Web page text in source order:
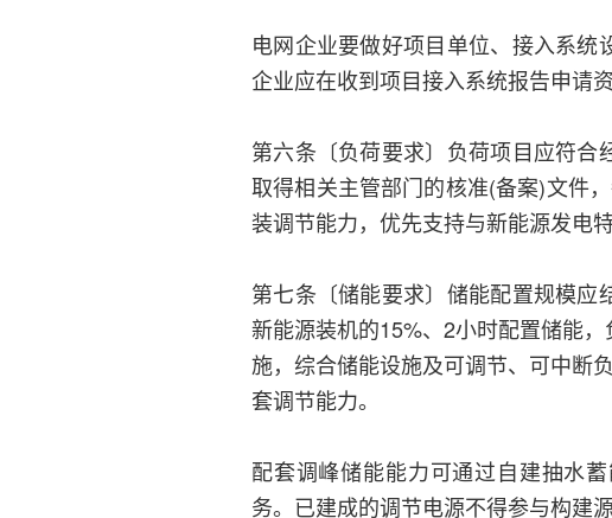
电网企业要做好项目单位、接入系
企业应在收到项目接入系统报告申请
第六条〔负荷要求〕负荷项目应符
取得相关主管部门的核准(备案)文件
装调节能力，优先支持与新能源发电
第七条〔储能要求〕储能配置规模
新能源装机的15%、2小时配置储能
施，综合储能设施及可调节、可中断
套调节能力。
配套调峰储能能力可通过自建抽水
务。已建成的调节电源不得参与构建